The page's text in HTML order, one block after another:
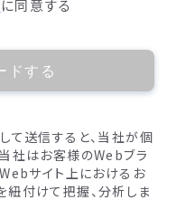
に同意する
ドする
て送信すると、当社が個
社はお客様のWebブラ
サイト上におけるお
付けて把握、分析しま